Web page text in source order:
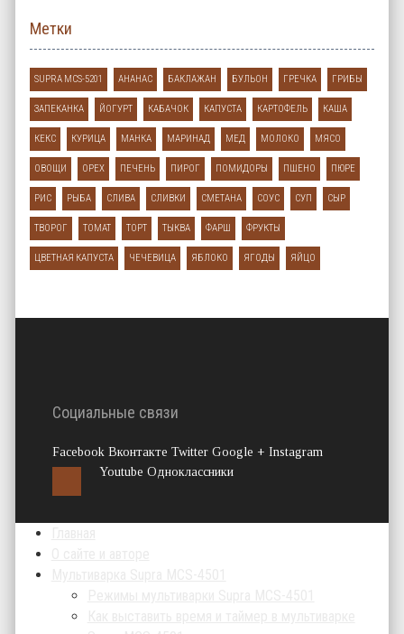
Метки
SUPRA MCS-5201 АНАНАС БАКЛАЖАН БУЛЬОН ГРЕЧКА ГРИБЫ
ЗАПЕКАНКА ЙОГУРТ КАБАЧОК КАПУСТА КАРТОФЕЛЬ КАША
КЕКС КУРИЦА МАНКА МАРИНАД МЕД МОЛОКО МЯСО
ОВОЩИ ОРЕХ ПЕЧЕНЬ ПИРОГ ПОМИДОРЫ ПШЕНО ПЮРЕ
РИС РЫБА СЛИВА СЛИВКИ СМЕТАНА СОУС СУП СЫР
ТВОРОГ ТОМАТ ТОРТ ТЫКВА ФАРШ ФРУКТЫ
ЦВЕТНАЯ КАПУСТА ЧЕЧЕВИЦА ЯБЛОКО ЯГОДЫ ЯЙЦО
Социальные связи
Facebook Вконтакте Twitter Google + Instagram
Youtube Одноклассники